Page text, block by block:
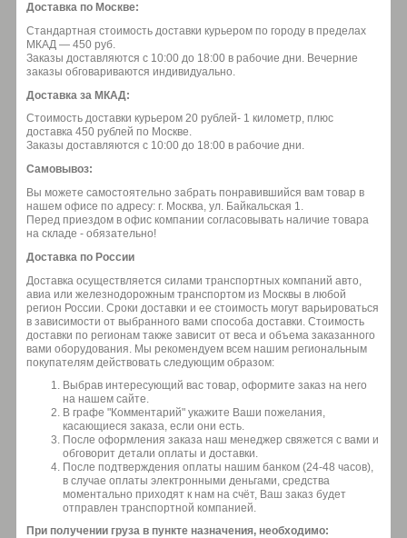
Доставка по Москве:
Стандартная стоимость доставки курьером по городу в пределах
МКАД — 450 руб.
Заказы доставляются с 10:00 до 18:00 в рабочие дни. Вечерние
заказы обговариваются индивидуально.
Доставка за МКАД:
Стоимость доставки курьером 20 рублей- 1 километр, плюс
доставка 450 рублей по Москве.
Заказы доставляются с 10:00 до 18:00 в рабочие дни.
Самовывоз:
Вы можете самостоятельно забрать понравившийся вам товар в
нашем офисе по адресу: г. Москва, ул. Байкальская 1.
Перед приездом в офис компании согласовывать наличие товара
на складе - обязательно!
Доставка по России
Доставка осуществляется силами транспортных компаний авто,
авиа или железнодорожным транспортом из Москвы в любой
регион России. Сроки доставки и ее стоимость могут варьироваться
в зависимости от выбранного вами способа доставки. Стоимость
доставки по регионам также зависит от веса и объема заказанного
вами оборудования. Мы рекомендуем всем нашим региональным
покупателям действовать следующим образом:
Выбрав интересующий вас товар, оформите заказ на него
на нашем сайте.
В графе "Комментарий" укажите Ваши пожелания,
касающиеся заказа, если они есть.
После оформления заказа наш менеджер свяжется с вами и
обговорит детали оплаты и доставки.
После подтверждения оплаты нашим банком (24-48 часов),
в случае оплаты электронными деньгами, средства
моментально приходят к нам на счёт, Ваш заказ будет
отправлен транспортной компанией.
При получении груза в пункте назначения, необходимо: